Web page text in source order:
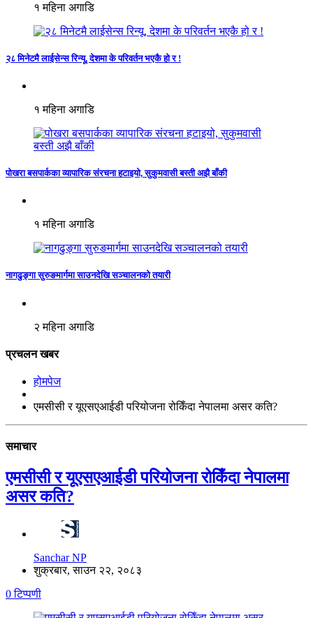
१ महिना अगाडि
२८ मिनेटमै लाईसेन्स रिन्यू, देशमा के परिवर्तन भएकै हो र !
१ महिना अगाडि
पोखरा बसपार्कका व्यापारिक संरचना हटाइयो, सुकुमवासी बस्ती अझै बाँकी
१ महिना अगाडि
नागढुङ्गा सुरुङमार्गमा साउनदेखि सञ्चालनको तयारी
२ महिना अगाडि
प्रचलन खबर
होमपेज
एमसीसी र यूएसएआईडी परियोजना रोकिँदा नेपालमा असर कति?
समाचार
एमसीसी र यूएसएआईडी परियोजना रोकिँदा नेपालमा
असर कति?
Sanchar NP
शुक्रबार, साउन २२, २०८३
0 टिप्पणी